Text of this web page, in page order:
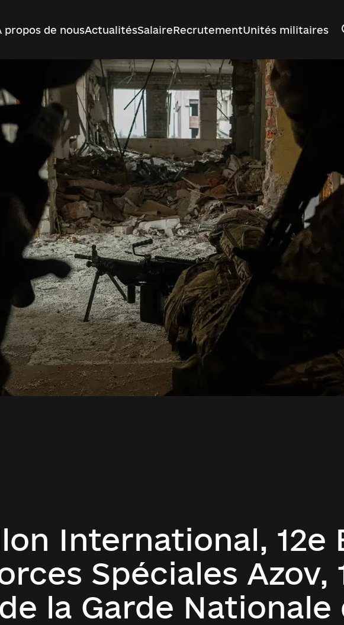
propos de nousActualitésSalaireRecrutementUnités militaires
International, 12e
Spéciales Azov,
la Garde Nationale